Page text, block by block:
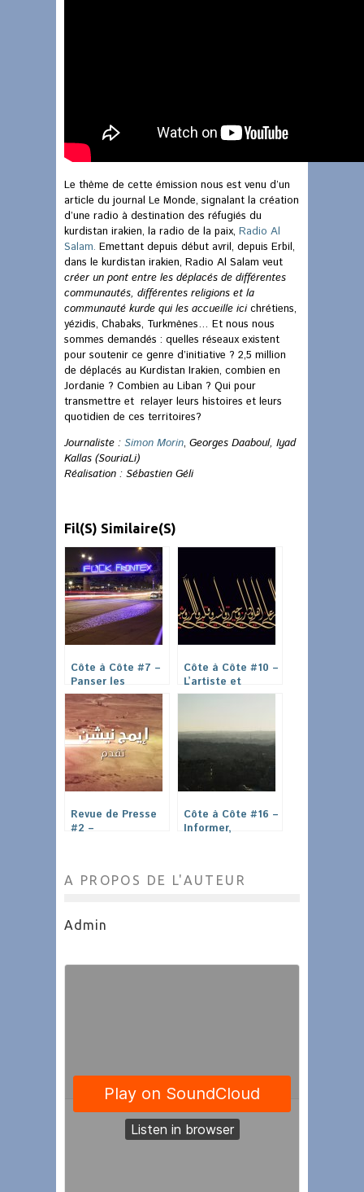
Le thème de cette émission nous est venu d’un
article du journal Le Monde, signalant la création
d’une radio à destination des réfugiés du
kurdistan irakien, la radio de la paix, Radio Al
Salam. Emettant depuis début avril, depuis Erbil,
dans le kurdistan irakien, Radio Al Salam veut
créer un pont entre les déplacés de différentes
communautés, différentes religions et la
communauté kurde qui les accueille icichrétiens,
yézidis, Chabaks, Turkmènes… Et nous nous
sommes demandés : quelles réseaux existent
pour soutenir ce genre d’initiative ? 2,5 million
de déplacés au Kurdistan Irakien, combien en
Jordanie ? Combien au Liban ? Qui pour
transmettre et relayer leurs histoires et leurs
quotidien de ces territoires?
Journaliste : Simon Morin, Georges Daaboul, Iyad
Kallas (SouriaLi)
Réalisation : Sébastien Géli
Fil(s) Similaire(s)
Côte à Côte #7 –
Panser les
frontières :
Surveiller, Punir,
Résister, Accueillir
Côte à Côte #10 –
L’artiste et
l’activiste au
Revue de Presse
#2 –
Côte à Côte #16 –
Informer,
A PROPOS DE L'AUTEUR
Admin